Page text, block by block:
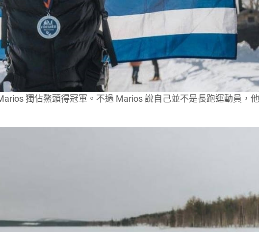
獨佔鰲頭得冠軍。不過 Marios 說自己並不是長跑運動員，